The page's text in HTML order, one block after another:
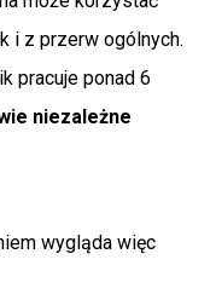
i z przerw ogólnych.
pracuje ponad 6
niezależne
wygląda więc